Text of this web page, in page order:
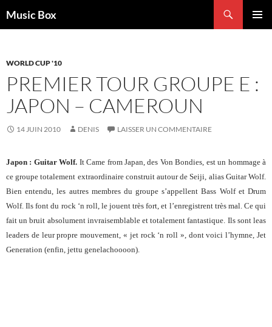
auMusic Box
WORLD CUP '10
PREMIER TOUR GROUPE E :
JAPON – CAMEROUN
14 JUIN 2010 DENIS LAISSER UN COMMENTAIRE
Japon : Guitar Wolf. It Came from Japan, des Von Bondies, est un hommage à
ce groupe totalement extraordinaire construit autour de Seiji, alias Guitar Wolf.
Bien entendu, les autres membres du groupe s’appellent Bass Wolf et Drum
Wolf. Ils font du rock ‘n roll, le jouent très fort, et l’enregistrent très mal. Ce qui
fait un bruit absolument invraisemblable et totalement fantastique. Ils sont leas
leaders de leur propre mouvement, « jet rock ‘n roll », dont voici l’hymne, Jet
Generation (enfin, jettu genelachoooon).